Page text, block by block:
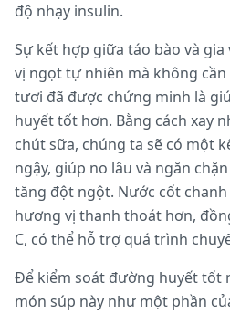
độ nhạy insulin.
Sự kết hợp giữa táo bào và
vị ngọt tự nhiên mà không
tươi đã được chứng minh là
huyết tốt hơn. Bằng cách xay
chút sữa, chúng ta sẽ có một
ngậy, giúp no lâu và ngăn
tăng đột ngột. Nước cốt
hương vị thanh thoát hơn,
C, có thể hỗ trợ quá trình
Để kiểm soát đường huyết tốt
món súp này như một phần